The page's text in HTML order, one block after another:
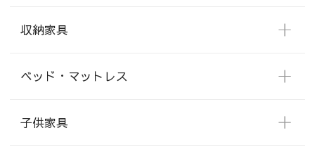
収納家具
ベッド・マットレス
子供家具